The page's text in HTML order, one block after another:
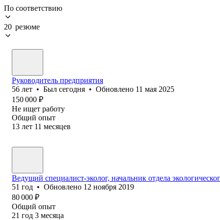
По соответствию
20 резюме
Руководитель предприятия
56 лет • Был сегодня • Обновлено 11 мая 2025
150 000 ₽
Не ищет работу
Общий опыт
13 лет 11 месяцев
Ведущий специалист-эколог, начальник отдела
51 год • Обновлено 12 ноября 2019
80 000 ₽
Общий опыт
21 год 3 месяца